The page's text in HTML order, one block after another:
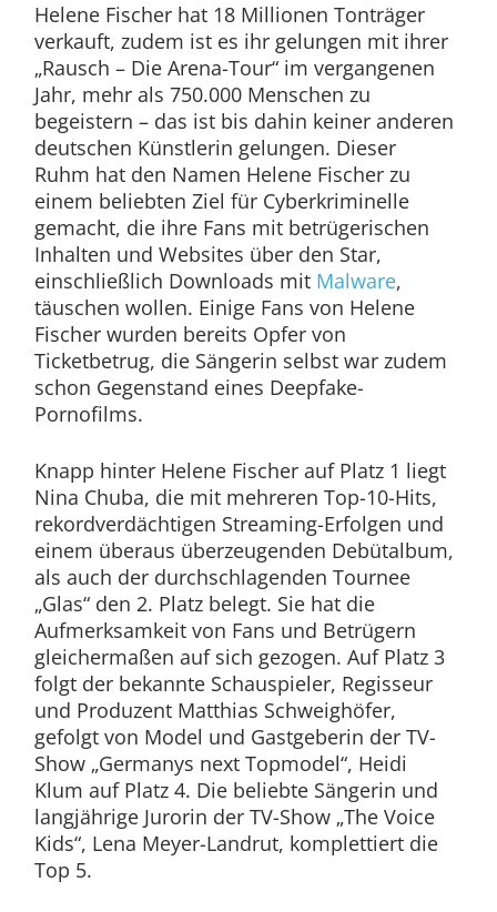
Helene Fischer hat 18 Millionen Tonträger
verkauft, zudem ist es ihr gelungen mit ihrer
„Rausch – Die Arena-Tour“ im vergangenen
Jahr, mehr als 750.000 Menschen zu
begeistern – das ist bis dahin keiner anderen
deutschen Künstlerin gelungen. Dieser
Ruhm hat den Namen Helene Fischer zu
einem beliebten Ziel für Cyberkriminelle
gemacht, die ihre Fans mit betrügerischen
Inhalten und Websites über den Star,
einschließlich Downloads mit Malware,
täuschen wollen. Einige Fans von Helene
Fischer wurden bereits Opfer von
Ticketbetrug, die Sängerin selbst war zudem
schon Gegenstand eines Deepfake-
Pornofilms.
Knapp hinter Helene Fischer auf Platz 1 liegt
Nina Chuba, die mit mehreren Top-10-Hits,
rekordverdächtigen Streaming-Erfolgen und
einem überaus überzeugenden Debütalbum,
als auch der durchschlagenden Tournee
„Glas“ den 2. Platz belegt. Sie hat die
Aufmerksamkeit von Fans und Betrügern
gleichermaßen auf sich gezogen. Auf Platz 3
folgt der bekannte Schauspieler, Regisseur
und Produzent Matthias Schweighöfer,
gefolgt von Model und Gastgeberin der TV-
Show „Germanys next Topmodel“, Heidi
Klum auf Platz 4. Die beliebte Sängerin und
langjährige Jurorin der TV-Show „The Voice
Kids“, Lena Meyer-Landrut, komplettiert die
Top 5.